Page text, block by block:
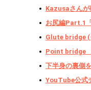
Kazusaさんが
お尻編Part.1
Glute bridge (
Point bridge
下半身の裏側
YouTube公式